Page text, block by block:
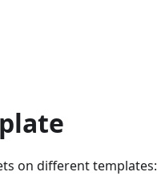
on different templates: